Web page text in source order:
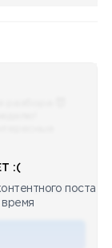
12.4k 12:45
:(
поста
время